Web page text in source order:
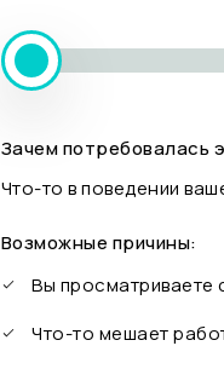
Зачем потребовалась
Что-то в поведении
Возможные причины:
Вы
Что-то мешает